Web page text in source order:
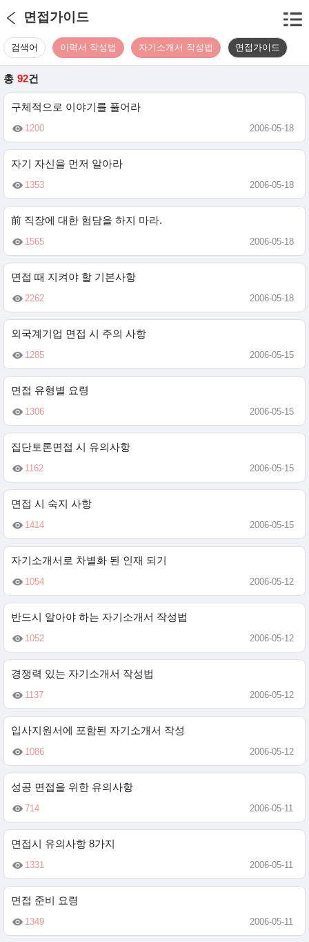
면접가이드
검색어 이력서 작성법 자기소개서 작성법 면접가이드
총 92건
구체적으로 이야기를 풀어라
1200 2006-05-18
자기 자신을 먼저 알아라
1353 2006-05-18
前 직장에 대한 험담을 하지 마라.
1565 2006-05-18
면접 때 지켜야 할 기본사항
2262 2006-05-18
외국계기업 면접 시 주의 사항
1285 2006-05-15
면접 유형별 요령
1306 2006-05-15
집단토론면접 시 유의사항
1162 2006-05-15
면접 시 숙지 사항
1414 2006-05-15
자기소개서로 차별화 된 인재 되기
1054 2006-05-12
반드시 알아야 하는 자기소개서 작성법
1052 2006-05-12
경쟁력 있는 자기소개서 작성법
1137 2006-05-12
입사지원서에 포함된 자기소개서 작성
1086 2006-05-12
성공 면접을 위한 유의사항
714 2006-05-11
면접시 유의사항 8가지
1331 2006-05-11
면접 준비 요령
1349 2006-05-11